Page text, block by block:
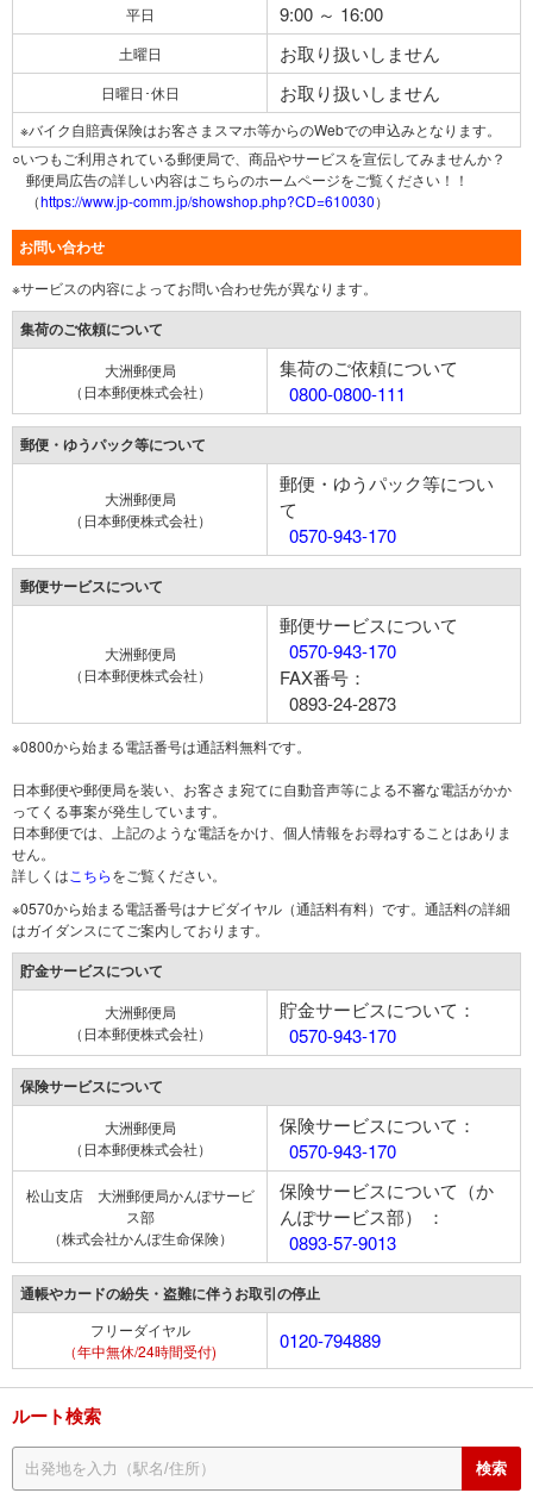
平日 9:00 ～ 16:00
土曜日 お取り扱いしません
日曜日･休日 お取り扱いしません
※バイク自賠責保険はお客さまスマホ等からのWebでの申込みとなります。
○いつもご利用されている郵便局で、商品やサービスを宣伝してみませんか？
郵便局広告の詳しい内容はこちらのホームページをご覧ください！！
（https://www.jp-comm.jp/showshop.php?CD=610030）
お問い合わせ
※サービスの内容によってお問い合わせ先が異なります。
集荷のご依頼について
大洲郵便局
（日本郵便株式会社）
集荷のご依頼について
0800-0800-111
郵便・ゆうパック等について
大洲郵便局
（日本郵便株式会社）
郵便・ゆうパック等につい
て
0570-943-170
郵便サービスについて
大洲郵便局
（日本郵便株式会社）
郵便サービスについて
0570-943-170
FAX番号：
0893-24-2873
※0800から始まる電話番号は通話料無料です。
日本郵便や郵便局を装い、お客さま宛てに自動音声等による不審な電話がかか
ってくる事案が発生しています。
日本郵便では、上記のような電話をかけ、個人情報をお尋ねすることはありま
せん。
詳しくは こちらをご覧ください。
※0570から始まる電話番号はナビダイヤル（通話料有料）です。通話料の詳細
はガイダンスにてご案内しております。
貯金サービスについて
大洲郵便局
（日本郵便株式会社）
貯金サービスについて：
0570-943-170
保険サービスについて
大洲郵便局
（日本郵便株式会社）
保険サービスについて：
0570-943-170
松山支店 大洲郵便局かんぽサービ
ス部
（株式会社かんぽ生命保険）
保険サービスについて（か
んぽサービス部） ：
0893-57-9013
通帳やカードの紛失・盗難に伴うお取引の停止
フリーダイヤル
（年中無休/24時間受付)
0120-794889
ルート検索